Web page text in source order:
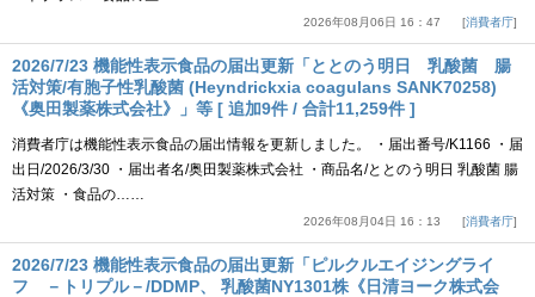
2026年08月06日 16：47 消費者庁
2026/7/23 機能性表示食品の届出更新「ととのう明日 乳酸菌 腸
活対策/有胞子性乳酸菌 (Heyndrickxia coagulans SANK70258)
《奥田製薬株式会社》」等 [ 追加9件 / 合計11,259件 ]
消費者庁は機能性表示食品の届出情報を更新しました。 ・届出番号/K1166 ・届
出日/2026/3/30 ・届出者名/奥田製薬株式会社 ・商品名/ととのう明日 乳酸菌 腸
活対策 ・食品の……
2026年08月04日 16：13 消費者庁
2026/7/23 機能性表示食品の届出更新「ピルクルエイジングライ
フ －トリプル－/DDMP、 乳酸菌NY1301株《日清ヨーク株式会